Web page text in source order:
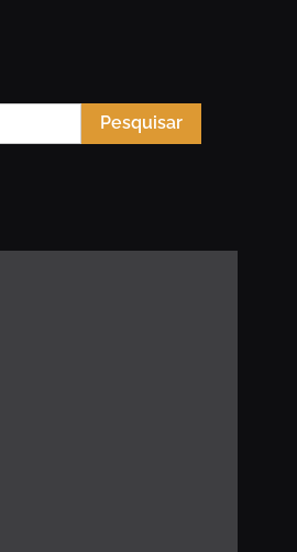
Pesquisar